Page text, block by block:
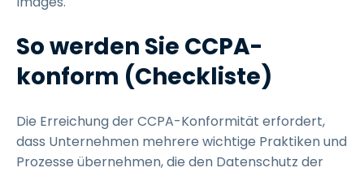
So werden Sie CCPA-
konform (Checkliste)
Die Erreichung der CCPA-Konformität erfordert,
dass Unternehmen mehrere wichtige Praktiken und
Prozesse übernehmen, die den Datenschutz der